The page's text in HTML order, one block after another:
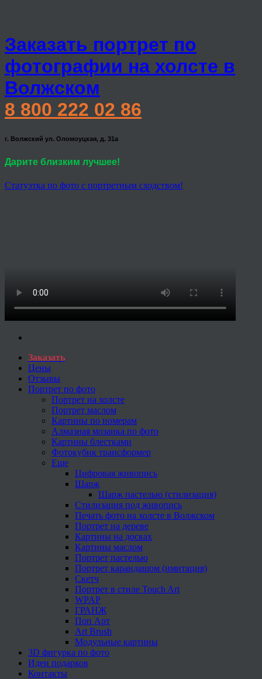
Заказать портрет по
фотографии на холсте в
Волжском
8 800 222 02 86
г. Волжский ул. Оломоуцкая, д. 31а
Дарите близким лучшее!
Статуэтка по фото с портретным сходством!
Заказать
Цены
Отзывы
Портрет по фото
Портрет на холсте
Портрет маслом
Картины по номерам
Алмазная мозаика по фото
Картины блестками
Фотокубик трансформер
Еще
Цифровая живопись
Шарж
Шарж пастелью (стилизация)
Стилизация под живопись
Печать фото на холсте в Волжском
Портрет на дереве
Картины на досках
Картины маслом
Портрет пастелью
Портрет карандашом (имитация)
Скетч
Портрет в стиле Touch Art
WPAP
ГРАНЖ
Поп Арт
Art Brush
Модульные картины
3D фигурка по фото
Идеи подарков
Контакты